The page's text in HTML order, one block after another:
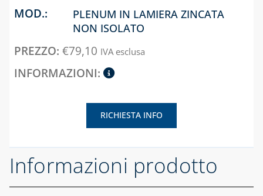
PLENUM IN LAMIERA ZINCATA
NON ISOLATO
€79,10 IVA esclusa
RICHIESTA INFO
Informazioni prodotto